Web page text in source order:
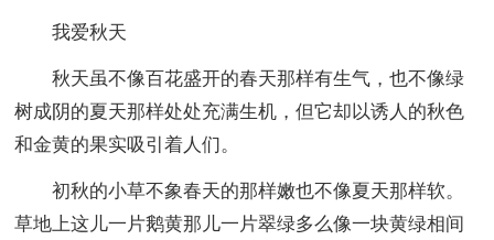
我爱秋天
秋天虽不像百花盛开的春天那样有生气，也不像绿
树成阴的夏天那样处处充满生机，但它却以诱人的秋色
和金黄的果实吸引着人们。
初秋的小草不象春天的那样嫩也不像夏天那样软。
草地上这儿一片鹅黄那儿一片翠绿多么像一块黄绿相间